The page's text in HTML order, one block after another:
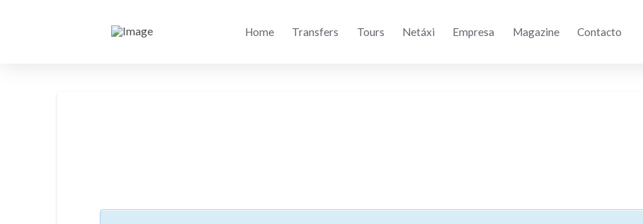
Home Transfers Tours Netáxi Empresa Magazine Contacto